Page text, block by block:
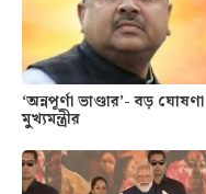
‘অন্নপূর্ণা ভাণ্ডার’- বড় ঘোষণা
মুখ্যমন্ত্রীর